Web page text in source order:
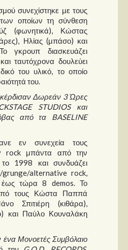
συνεχίστηκε με τους
των οποίων τη σύνθεση
(φωνητικά), Κώστας
Ηλίας (μπάσο) και
γκρουπ διασκευάζει
ταυτόχρονα δουλεύει
του υλικό, το οποίο
του.
Δωρεάν 3 Ώρες
STUDIOS και
από τα BASELINE
εν συνεχεία τους
rock μπάντα από την
1998 και συνδυάζει
alternative rock,
έως τώρα 8 demos. Το
τους Κώστα Παππά
Σπιτιέρη (κιθάρα),
και Παύλο Κουναλάκη
ένα Μονοετές Συμβόλαιο